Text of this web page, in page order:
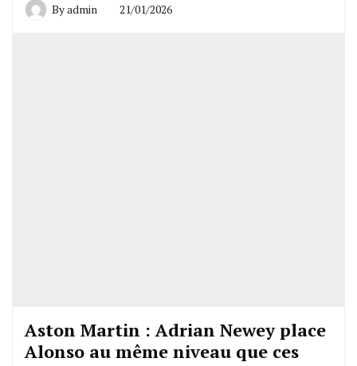
Byadmin 21/01/2026
Aston Martin : Adrian Newey place
Alonso au même niveau que ces